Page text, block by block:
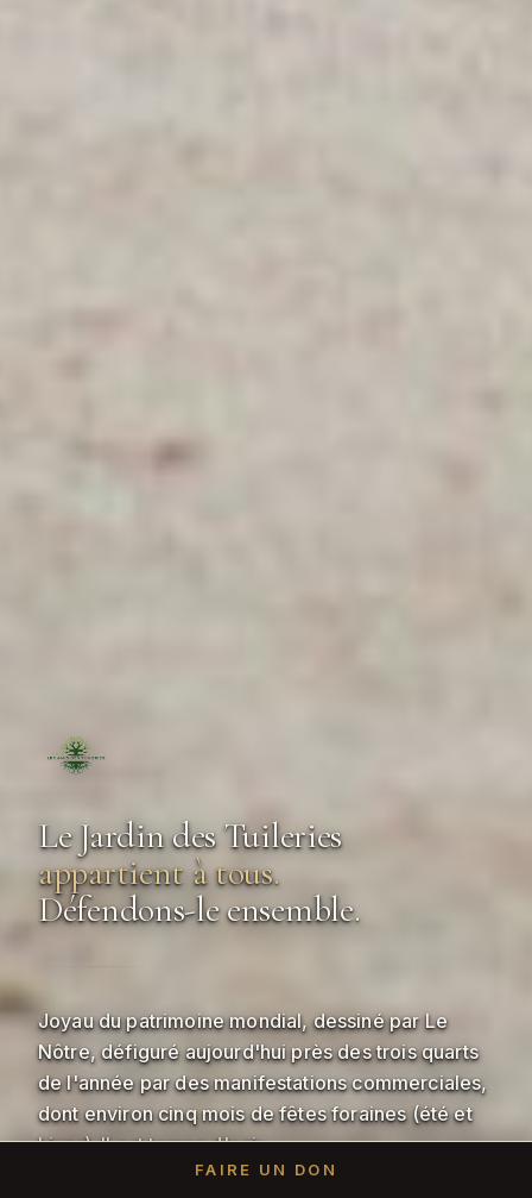
Le Jardin des Tuileries
appartient à tous.
Défendons-le ensemble.
Joyau du patrimoine mondial, dessiné par Le
Nôtre, défiguré aujourd'hui près des trois quarts
de l'année par des manifestations commerciales,
dont environ cinq mois de fêtes foraines (été et
hiver). Il est temps d'agir.
FAIRE UN DON